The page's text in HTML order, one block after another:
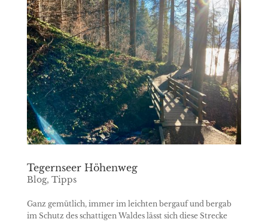
Tegernseer Höhenweg
Blog, Tipps
Ganz gemütlich, immer im leichten bergauf und bergab
im Schutz des schattigen Waldes lässt sich diese Strecke